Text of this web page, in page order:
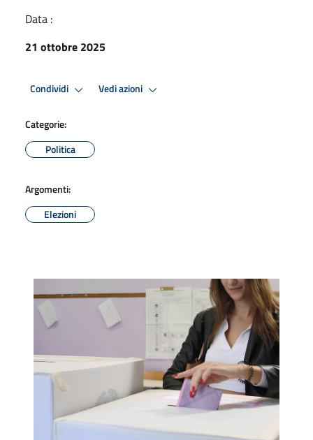
Data :
21 ottobre 2025
Condividi Vedi azioni
Categorie:
Politica
Argomenti:
Elezioni